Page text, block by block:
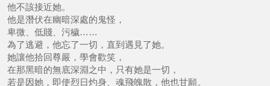
他不該接近她。
他是潛伏在幽暗深處的鬼怪，
卑微、低賤、污穢……
為了逃避，他忘了一切，直到遇見了她。
她讓他拾回尊嚴，學會歡笑，
在那黑暗的無底深淵之中，只有她是一切，
若是因她，即使烈日灼身、魂飛魄散，他也甘願。